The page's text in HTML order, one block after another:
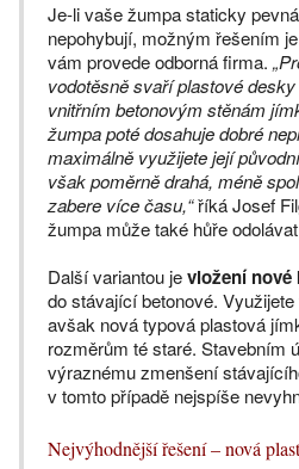
Je-li vaše žumpa staticky
nepohybují, možným řešením
vám provede odborná firma.
vodotěsně svaří plastové
vnitřním betonovým stěnám
žumpa poté dosahuje dobré
maximálně využijete její
však poměrně drahá, méně
zabere více času,“říká Josef
žumpa může také hůře
Další variantou jevložení
do stávající betonové.
avšak nová typová plastová
rozměrům té staré. Stavebním
výraznému zmenšení
v tomto případě nejspíše
Nejvýhodnější řešení – nová